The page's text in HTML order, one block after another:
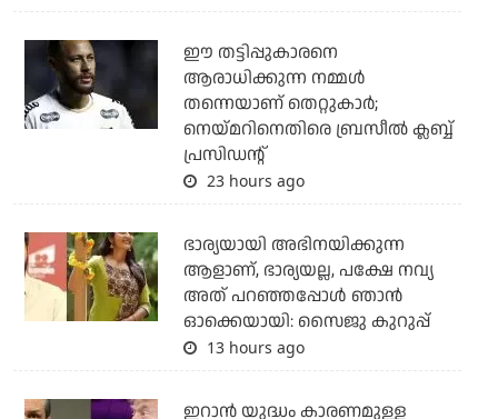
ഈ തട്ടിപ്പുകാരനെ
ആരാധിക്കുന്ന നമ്മള്‍
തന്നെയാണ് തെറ്റുകാര്‍;
നെയ്മറിനെതിരെ ബ്രസീല്‍ ക്ലബ്ബ്
പ്രസിഡന്റ്
23 hours ago
ഭാര്യയായി അഭിനയിക്കുന്ന
ആളാണ്, ഭാര്യയല്ല, പക്ഷേ നവ്യ
അത് പറഞ്ഞപ്പോള്‍ ഞാന്‍
ഓക്കെയായി: സൈജു കുറുപ്പ്
13 hours ago
ഇറാന്‍ യുദ്ധം കാരണമുള്ള